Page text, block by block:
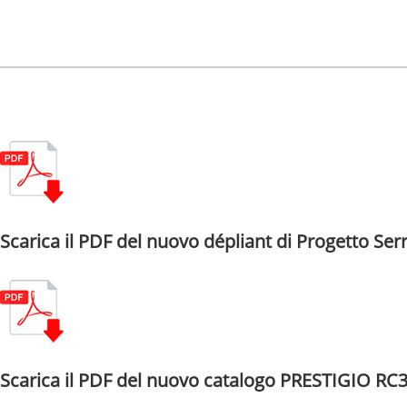
Scarica il PDF del nuovo dépliant di Progetto
Scarica il PDF del nuovo catalogo PRESTIGIO RC3